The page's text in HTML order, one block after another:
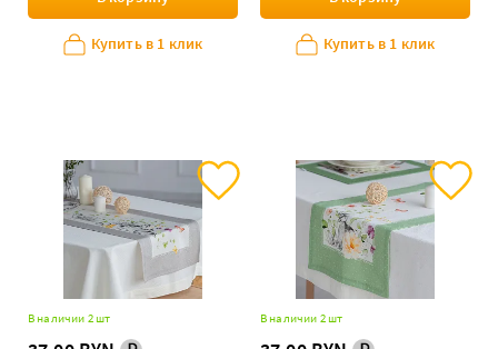
Купить в 1 клик Купить в 1 клик
В наличии 2 шт В наличии 2 шт